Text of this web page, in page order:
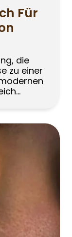
Für
die
zu einer
und